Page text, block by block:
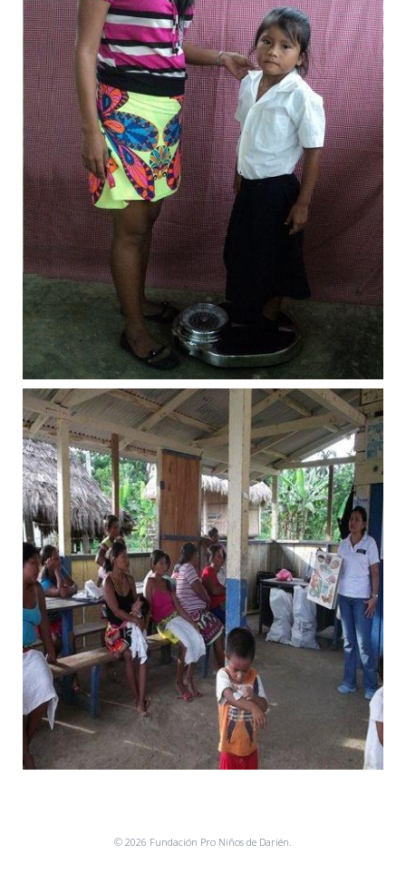
© 2026 Fundación Pro Niños de Darién.